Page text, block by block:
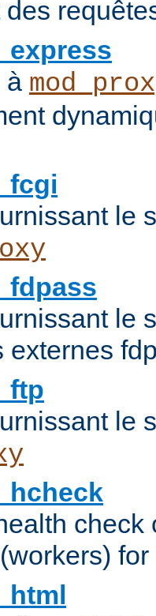
des
à
le
le
externes
le
check
for